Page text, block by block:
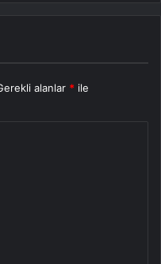
alanlar * ile